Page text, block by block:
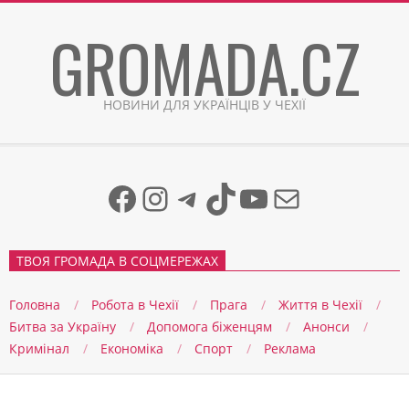
GROMADA.CZ
НОВИНИ ДЛЯ УКРАЇНЦІВ У ЧЕХІЇ
Facebook
Instagram
Telegram
TikTok
YouTube
Mail
ТВОЯ ГРОМАДА В СОЦМЕРЕЖАХ
Головна Робота в Чехії Прага
Життя в Чеxії
Битва за Україну
Допомога біженцям
Анонси
Кримінал
Економіка Спорт Реклама